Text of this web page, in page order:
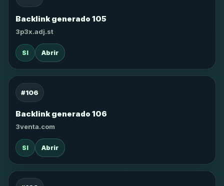
Backlink generado 105
3p3x.adj.st
SI Abrir
#106
Backlink generado 106
3venta.com
SI Abrir